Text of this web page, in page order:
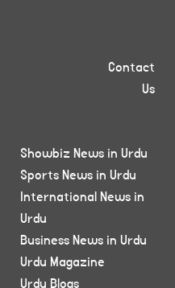
Contact
Us
Showbiz News in Urdu
Sports News in Urdu
International News in
Urdu
Business News in Urdu
Urdu Magazine
Urdu Blogs